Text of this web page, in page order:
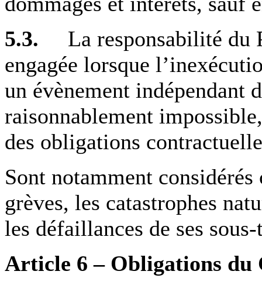
5.3. La responsabilité du
engagée lorsque
un évènement indépendant
raisonnablement
des obligations
Sont notamment
grèves, les catastrophes
les défaillances de ses
Article 6 – Obligations du